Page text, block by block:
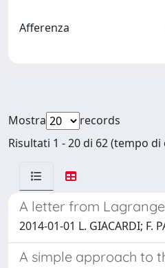
Afferenza
Mostra
records
Risultati 1 - 20 di 62 (tempo
A letter from
2014-01-01 L. GIACARDI; F.
A simple approach to